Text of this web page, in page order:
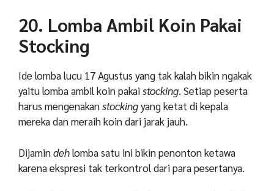
20. Lomba Ambil Koin Pakai
Stocking
Ide lomba lucu 17 Agustus yang tak kalah bikin ngakak
yaitu lomba ambil koin pakaistocking. Setiap peserta
harus mengenakanstockingyang ketat di kepala
mereka dan meraih koin dari jarak jauh.
Dijamindehlomba satu ini bikin penonton ketawa
karena ekspresi tak terkontrol dari para pesertanya.